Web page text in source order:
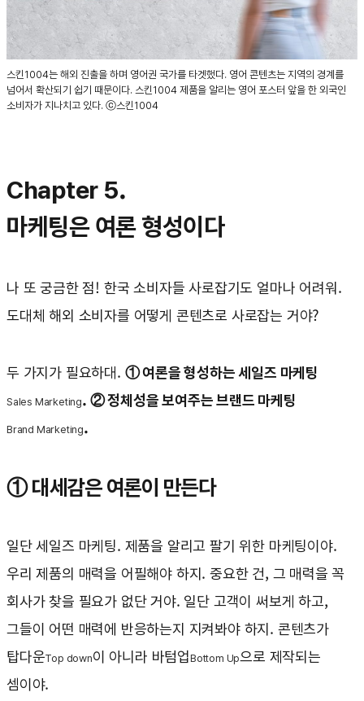
스킨1004는 해외 진출을 하며 영어권 국가를 타겟했다. 영어 콘텐츠는 지역의 경계를
넘어서 확산되기 쉽기 때문이다. 스킨1004 제품을 알리는 영어 포스터 앞을 한 외국인
소비자가 지나치고 있다. ⓒ스킨1004
Chapter 5.
마케팅은 여론 형성이다
나 또 궁금한 점! 한국 소비자들 사로잡기도 얼마나 어려워.
도대체 해외 소비자를 어떻게 콘텐츠로 사로잡는 거야?
두 가지가 필요하대. ① 여론을 형성하는 세일즈 마케팅
Sales Marketing. ② 정체성을 보여주는 브랜드 마케팅
Brand Marketing.
① 대세감은 여론이 만든다
일단 세일즈 마케팅. 제품을 알리고 팔기 위한 마케팅이야.
우리 제품의 매력을 어필해야 하지. 중요한 건, 그 매력을 꼭
회사가 찾을 필요가 없단 거야. 일단 고객이 써보게 하고,
그들이 어떤 매력에 반응하는지 지켜봐야 하지. 콘텐츠가
탑다운Top down이 아니라 바텀업Bottom Up으로 제작되는
셈이야.